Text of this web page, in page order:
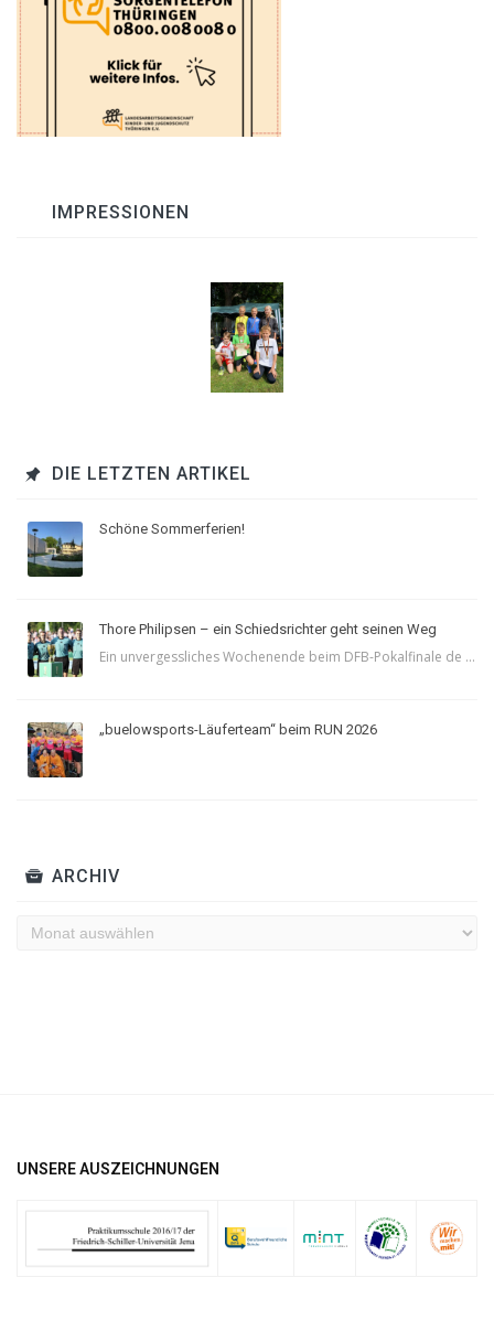
IMPRESSIONEN
DIE LETZTEN ARTIKEL
Schöne Sommerferien!
Thore Philipsen – ein Schiedsrichter geht seinen Weg
Ein unvergessliches Wochenende beim DFB-Pokalfinale de ...
„buelowsports-Läuferteam“ beim RUN 2026
ARCHIV
Archiv
UNSERE AUSZEICHNUNGEN